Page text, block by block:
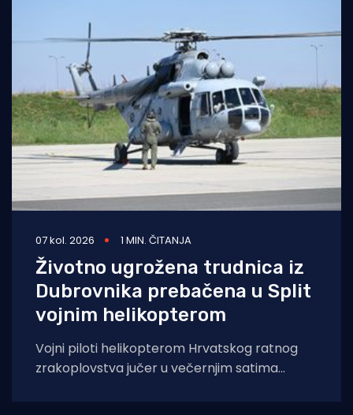
07 kol. 2026 1 MIN. ČITANJA
Životno ugrožena trudnica iz
Dubrovnika prebačena u Split
vojnim helikopterom
Vojni piloti helikopterom Hrvatskog ratnog
zrakoplovstva jučer u večernjim satima